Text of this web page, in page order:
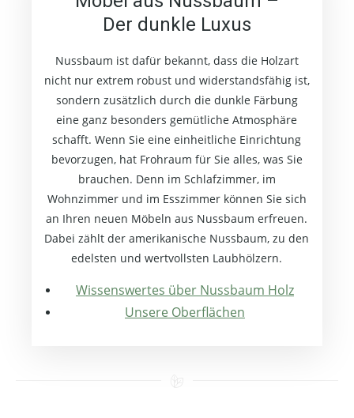
Der dunkle Luxus
Nussbaum ist dafür bekannt, dass die Holzart
nicht nur extrem robust und widerstandsfähig ist,
sondern zusätzlich durch die dunkle Färbung
eine ganz besonders gemütliche Atmosphäre
schafft. Wenn Sie eine einheitliche Einrichtung
bevorzugen, hat Frohraum für Sie alles, was Sie
brauchen. Denn im Schlafzimmer, im
Wohnzimmer und im Esszimmer können Sie sich
an Ihren neuen Möbeln aus Nussbaum erfreuen.
Dabei zählt der amerikanische Nussbaum, zu den
edelsten und wertvollsten Laubhölzern.
Wissenswertes über Nussbaum Holz
Unsere Oberflächen